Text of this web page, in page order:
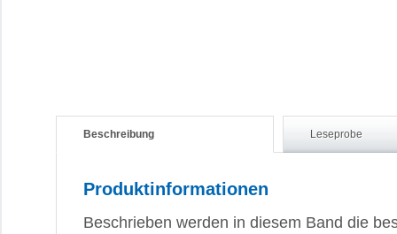
Beschreibung Leseprobe
Produktinformationen
Beschrieben werden in diesem Band die